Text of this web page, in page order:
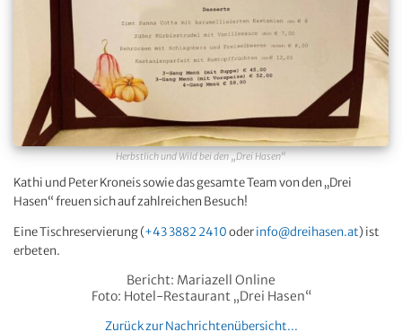
Herbstlich und Wild bei den „Drei Hasen“
Kathi und Peter Kroneis sowie das gesamte Team von den „Drei
Hasen“ freuen sich auf zahlreichen Besuch!
Eine Tischreservierung (+43 3882 2410oderinfo@dreihasen.at) ist
erbeten.
Bericht: Mariazell Online
Foto: Hotel-Restaurant „Drei Hasen“
Zurück zur Nachrichtenübersicht...